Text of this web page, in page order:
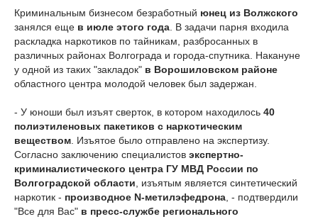
Криминальным бизнесом безработный юнец из Волжского
занялся еще в июле этого года . В задачи парня входила
раскладка наркотиков по тайникам, разбросанных в
различных районах Волгограда и города-спутника. Накануне
у одной из таких "закладок" в Ворошиловском районе
областного центра молодой человек был задержан.
- У юноши был изъят сверток, в котором находилось 40
полиэтиленовых пакетиков с наркотическим
веществом . Изъятое было отправлено на экспертизу.
Согласно заключению специалистов экспертно-
криминалистического центра ГУ МВД России по
Волгоградской области , изъятым является синтетический
наркотик - производное N-метилэфедрона , - подтвердили
"Все для Вас" в пресс-службе регионального